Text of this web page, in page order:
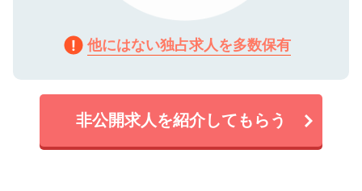
他にはない独占求人を多数保有
非公開求人を紹介してもらう